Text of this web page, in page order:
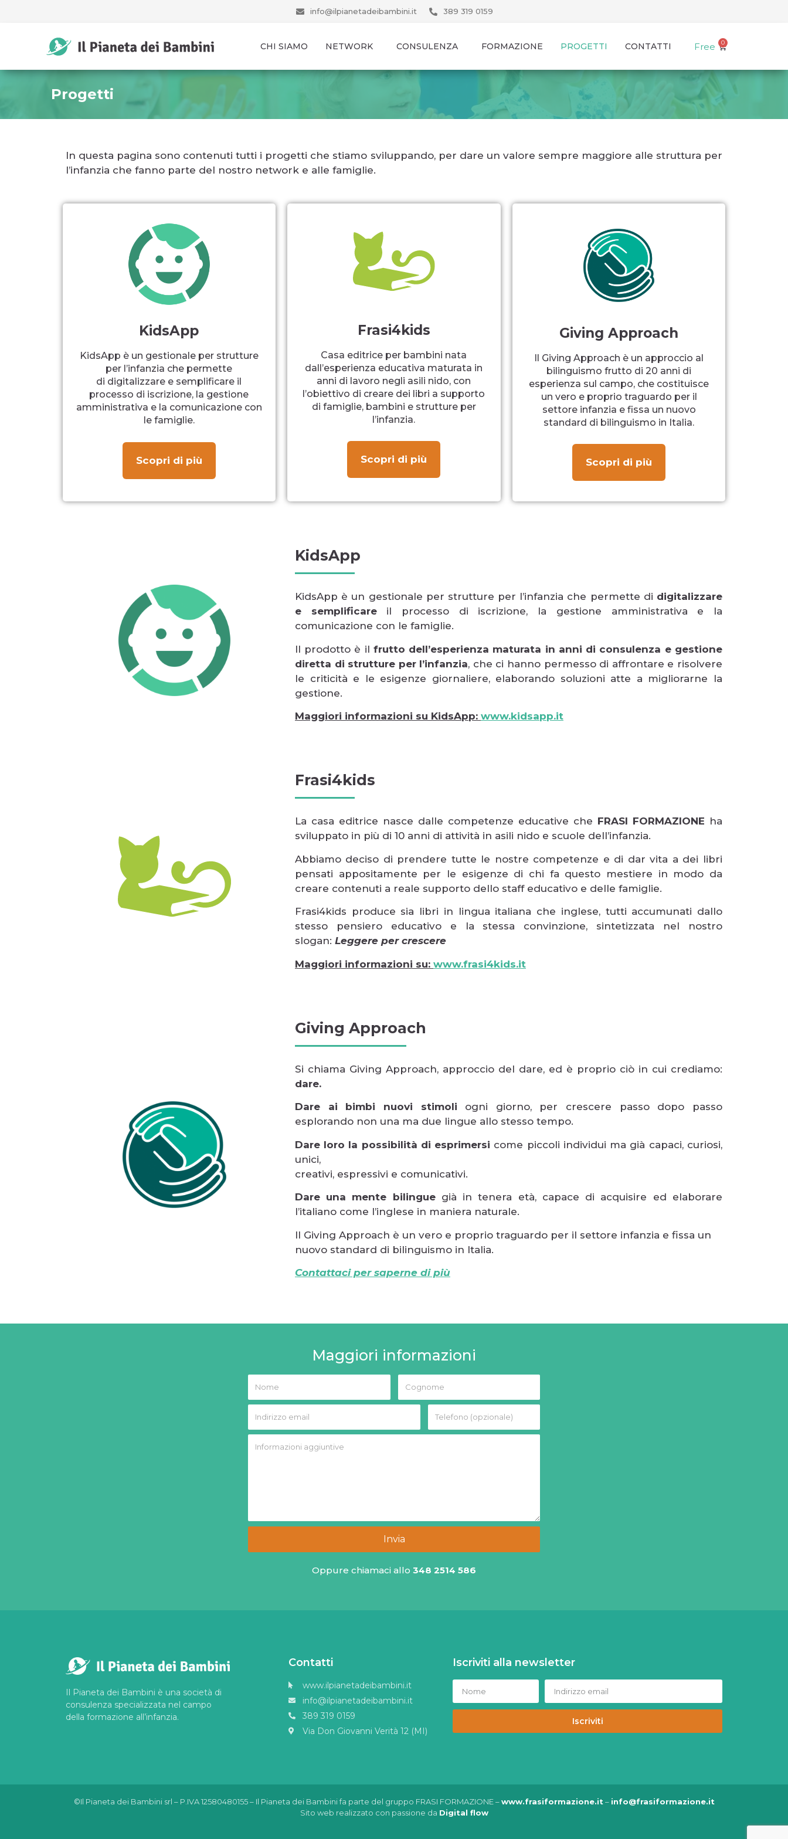
info@ilpianetadeibambini.it 389 319 0159
CHI SIAMO NETWORK CONSULENZA FORMAZIONE PROGETTI CONTATTI Free
Progetti
In questa pagina sono contenuti tutti i progetti che stiamo sviluppando, per dare un valore sempre maggiore alle struttura per
l’infanzia che fanno parte del nostro network e alle famiglie.
KidsApp
KidsApp è un gestionale per strutture
per l’infanzia che permette
di digitalizzare e semplificare il
processo di iscrizione, la gestione
amministrativa e la comunicazione con
le famiglie.
Scopri di più
Frasi4kids
Casa editrice per bambini nata
dall’esperienza educativa maturata in
anni di lavoro negli asili nido, con
l’obiettivo di creare dei libri a supporto
di famiglie, bambini e strutture per
l’infanzia.
Scopri di più
Giving Approach
Il Giving Approach è un approccio al
bilinguismo frutto di 20 anni di
esperienza sul campo, che costituisce
un vero e proprio traguardo per il
settore infanzia e fissa un nuovo
standard di bilinguismo in Italia.
Scopri di più
KidsApp
KidsApp è un gestionale per strutture per l’infanzia che permette di digitalizzare
e semplificareil processo di iscrizione, la gestione amministrativa e la
comunicazione con le famiglie.
Il prodotto è il frutto dell’esperienza maturata in anni di consulenza e gestione
diretta di strutture per l’infanzia, che ci hanno permesso di affrontare e risolvere
le criticità e le esigenze giornaliere, elaborando soluzioni atte a migliorarne la
gestione.
Maggiori informazioni su KidsApp: www.kidsapp.it
Frasi4kids
La casa editrice nasce dalle competenze educative che FRASI FORMAZIONE ha
sviluppato in più di 10 anni di attività in asili nido e scuole dell’infanzia.
Abbiamo deciso di prendere tutte le nostre competenze e di dar vita a dei libri
pensati appositamente per le esigenze di chi fa questo mestiere in modo da
creare contenuti a reale supporto dello staff educativo e delle famiglie.
Frasi4kids produce sia libri in lingua italiana che inglese, tutti accumunati dallo
stesso pensiero educativo e la stessa convinzione, sintetizzata nel nostro
slogan: Leggere per crescere
Maggiori informazioni su: www.frasi4kids.it
Giving Approach
Si chiama Giving Approach, approccio del dare, ed è proprio ciò in cui crediamo:
dare.
Dare ai bimbi nuovi stimoli ogni giorno, per crescere passo dopo passo
esplorando non una ma due lingue allo stesso tempo.
Dare loro la possibilità di esprimersi come piccoli individui ma già capaci, curiosi,
unici,
creativi, espressivi e comunicativi.
Dare una mente bilinguegià in tenera età, capace di acquisire ed elaborare
l’italiano come l’inglese in maniera naturale.
Il Giving Approach è un vero e proprio traguardo per il settore infanzia e fissa un
nuovo standard di bilinguismo in Italia.
Contattaci per saperne di più
Maggiori informazioni
Invia
Oppure chiamaci allo 348 2514 586
Il Pianeta dei Bambini è una società di
consulenza specializzata nel campo
della formazione all’infanzia.
Contatti
www.ilpianetadeibambini.it
info@ilpianetadeibambini.it
389 319 0159
Via Don Giovanni Verità 12 (MI)
Iscriviti alla newsletter
Iscriviti
©Il Pianeta dei Bambini srl – P.IVA 12580480155 – Il Pianeta dei Bambini fa parte del gruppo FRASI FORMAZIONE –www.frasiformazione.it – info@frasiformazione.it
Sito web realizzato con passione da Digital flow